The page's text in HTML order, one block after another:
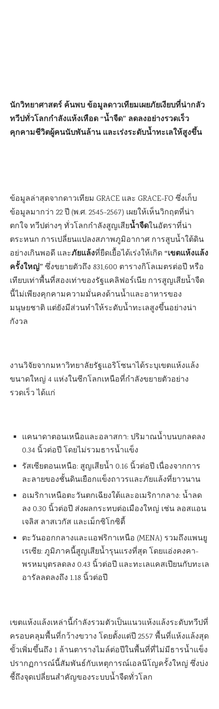
นักวิทยาศาสตร์ ค้นพบ ข้อมูลดาวเทียมเผยภัยเงียบที่น่ากลัว
ทวีปทั่วโลกกำลังแห้งเหือด “น้ำจืด” ลดลงอย่างรวดเร็ว
คุกคามชีวิตผู้คนนับพันล้าน และเร่งระดับน้ำทะเลให้สูงขึ้น
ข้อมูลล่าสุดจากดาวเทียม GRACE และ GRACE-FO ซึ่งเก็บ
ข้อมูลมากว่า 22 ปี (พ.ศ. 2545-2567) เผยให้เห็นวิกฤตที่น่า
ตกใจ ทวีปต่างๆ ทั่วโลกกำลังสูญเสียน้ำจืดในอัตราที่น่า
ตระหนก การเปลี่ยนแปลงสภาพภูมิอากาศ การสูบน้ำใต้ดิน
อย่างเกินพอดี และภัยแล้งที่ยืดเยื้อได้เร่งให้เกิด “เขตแห้งแล้ง
ครั้งใหญ่” ซึ่งขยายตัวถึง 831,600 ตารางกิโลเมตรต่อปี หรือ
เทียบเท่าพื้นที่สองเท่าของรัฐแคลิฟอร์เนีย การสูญเสียน้ำจืด
นี้ไม่เพียงคุกคามความมั่นคงด้านน้ำและอาหารของ
มนุษยชาติ แต่ยังมีส่วนทำให้ระดับน้ำทะเลสูงขึ้นอย่างน่า
กังวล
งานวิจัยจากมหาวิทยาลัยรัฐแอริโซนาได้ระบุเขตแห้งแล้ง
ขนาดใหญ่ 4 แห่งในซีกโลกเหนือที่กำลังขยายตัวอย่าง
รวดเร็ว ได้แก่
แคนาดาตอนเหนือและอลาสกา: ปริมาณน้ำบนบกลดลง
0.34 นิ้วต่อปี โดยไม่รวมธารน้ำแข็ง
รัสเซียตอนเหนือ: สูญเสียน้ำ 0.16 นิ้วต่อปี เนื่องจากการ
ละลายของชั้นดินเยือกแข็งถาวรและภัยแล้งที่ยาวนาน
อเมริกาเหนือตะวันตกเฉียงใต้และอเมริกากลาง: น้ำลด
ลง 0.30 นิ้วต่อปี ส่งผลกระทบต่อเมืองใหญ่ เช่น ลอสแอน
เจลิส ลาสเวกัส และเม็กซิโกซิตี้
ตะวันออกกลางและแอฟริกาเหนือ (MENA) รวมถึงแพนยู
เรเซีย: ภูมิภาคนี้สูญเสียน้ำรุนแรงที่สุด โดยแอ่งคงคา-
พรหมบุตรลดลง 0.43 นิ้วต่อปี และทะเลแคสเปียนกับทะเล
อารัลลดลงถึง 1.18 นิ้วต่อปี
เขตแห้งแล้งเหล่านี้กำลังรวมตัวเป็นแนวแห้งแล้งระดับทวีปที่
ครอบคลุมพื้นที่กว้างขวาง โดยตั้งแต่ปี 2557 พื้นที่แห้งแล้งสุด
ขั้วเพิ่มขึ้นถึง 1 ล้านตารางไมล์ต่อปีในพื้นที่ที่ไม่มีธารน้ำแข็ง
ปรากฏการณ์นี้สัมพันธ์กับเหตุการณ์เอลนีโญครั้งใหญ่ ซึ่งบ่ง
ชี้ถึงจุดเปลี่ยนสำคัญของระบบน้ำจืดทั่วโลก